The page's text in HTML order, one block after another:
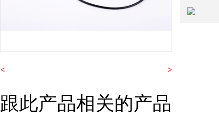
< >
跟此产品相关的产品